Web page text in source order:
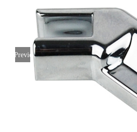
Previous